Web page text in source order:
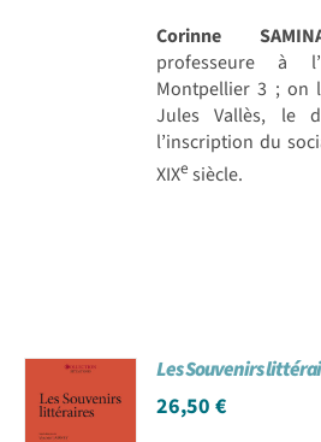
Corinne
professeure à
Montpellier 3 ; on
Jules Vallès, le
l’inscription du
XIXe siècle.
Les Souvenirs
26,50€